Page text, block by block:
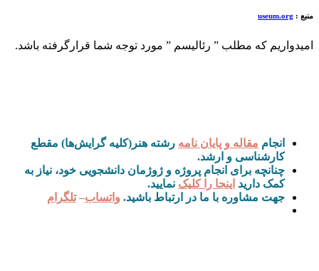
منبع : useum.org
امیدواریم که مطلب ” رئالیسم ” مورد توجه شما قرارگرفته باشد.
انجام مقاله و پایان نامه رشته هنر(کلیه گرایش‌ها) مقطع
کارشناسی و ارشد.
چنانچه برای انجام پروژه و ژوژمان دانشجویی خود، نیاز به
کمک دارید اینجا را کلیک نمایید.
جهت مشاوره با ما در ارتباط باشید. واتساب– تلگرام